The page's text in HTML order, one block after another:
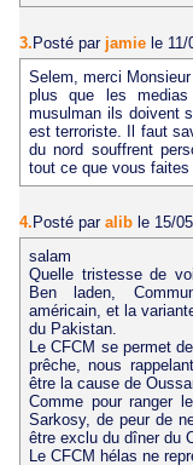
3. Posté par jamie le
Selem, merci
plus que les
musulman ils doivent
est terroriste. Il faut
du nord souffrent
tout ce que vous
4.Posté par alib le 15/
salam
Quelle tristesse de
Ben laden,
américain, et la
du Pakistan.
Le CFCM se permet
prêche, nous
être la cause de
Comme pour ranger
Sarkosy, de peur de
être exclu du dîner du
Le CFCM hélas ne